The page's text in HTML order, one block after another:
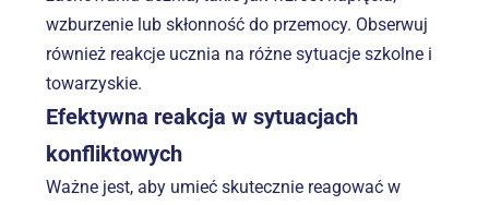
wzburzenie lub skłonność do przemocy. Obserwuj
również reakcje ucznia na różne sytuacje szkolne i
towarzyskie.
Efektywna reakcja w sytuacjach
konfliktowych
Ważne jest, aby umieć skutecznie reagować w